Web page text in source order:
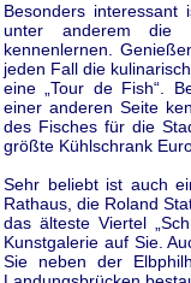
Besonders interessant
unter anderem die
kennenlernen.
jeden Fall die
eine „Tour de Fish“.
einer anderen Seite
des Fisches für die
größte Kühlschrank
Sehr beliebt ist auch
Rathaus, die Roland
das älteste Viertel
Kunstgalerie auf Sie.
Sie neben der